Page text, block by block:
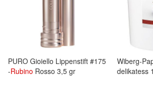
PURO Gioiello Lippenstift #175
-Rubino Rosso 3,5 gr
Wiberg-
delikatess